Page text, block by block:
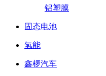
铝塑膜
固态电池
氢能
鑫椤汽车